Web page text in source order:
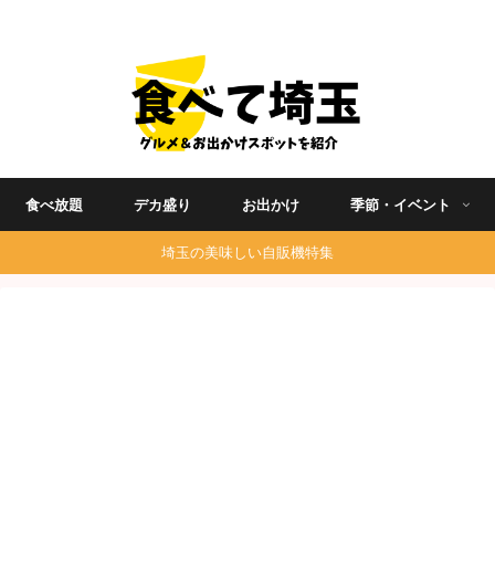
食べ放題 デカ盛り お出かけ 季節・イベント
埼玉の美味しい自販機特集